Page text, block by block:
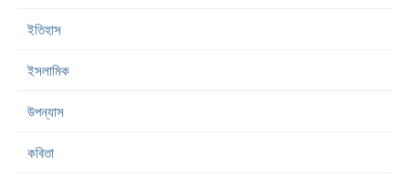
ইতিহাস
ইসলামিক
উপন্যাস
কবিতা